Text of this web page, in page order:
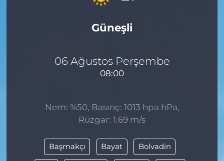
Güneşli
06 Ağustos Perşembe
08:00
Nem: %50, Basınç: 1013 hpa hPa,
Rüzgar: 1.69 m/s
Başmakçı Bayat Bolvadin